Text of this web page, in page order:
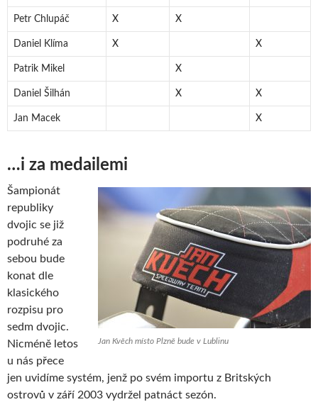
Petr Chlupáč X X
Daniel Klíma X X
Patrik Mikel X
Daniel Šilhán X X
Jan Macek X
…i za medailemi
Jan Kvěch místo Plzně bude v Lublinu
Šampionát
republiky
dvojic se již
podruhé za
sebou bude
konat dle
klasického
rozpisu pro
sedm dvojic.
Nicméně letos
u nás přece
jen uvidíme systém, jenž po svém importu z Britských
ostrovů v září 2003 vydržel patnáct sezón.